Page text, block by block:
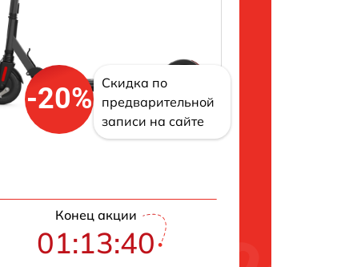
-20%
Скидка по
предварительной
записи на сайте
Конец акции
01:13:39